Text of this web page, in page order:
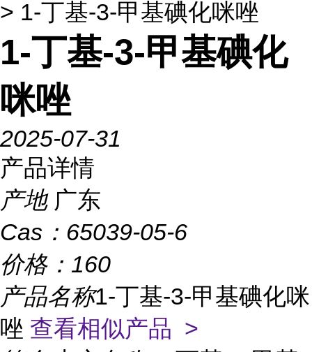
> 1-丁基-3-甲基碘化咪唑
1-丁基-3-甲基碘化
咪唑
2025-07-31
产品详情
产地 广东
Cas： 65039-05-6
价格： 160
产品名称1-丁基-3-甲基碘化咪
唑 查看相似产品 >